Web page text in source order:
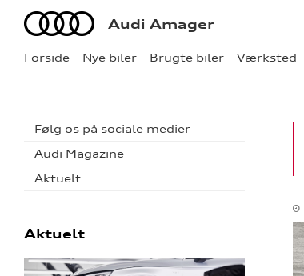
Forside Nye biler Brugte biler Værksted
Audi Audi Amager
Følg os på sociale medier
Audi Magazine
Aktuelt
Aktuelt